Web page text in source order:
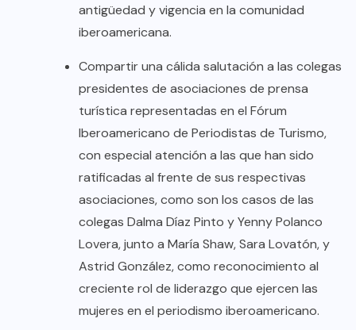
antigüedad y vigencia en la comunidad
iberoamericana.
Compartir una cálida salutación a las colegas
presidentes de asociaciones de prensa
turística representadas en el Fórum
Iberoamericano de Periodistas de Turismo,
con especial atención a las que han sido
ratificadas al frente de sus respectivas
asociaciones, como son los casos de las
colegas Dalma Díaz Pinto y Yenny Polanco
Lovera, junto a María Shaw, Sara Lovatón, y
Astrid González, como reconocimiento al
creciente rol de liderazgo que ejercen las
mujeres en el periodismo iberoamericano.